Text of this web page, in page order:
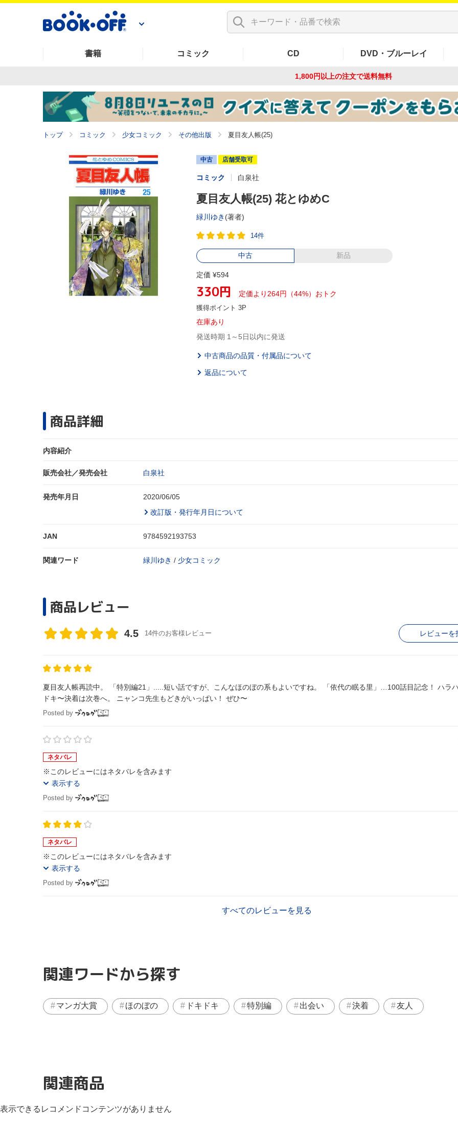
書籍 コミック CD DVD・ブルーレイ
1,800円以上の注文で送料無料
トップ コミック 少女コミック その他出版 夏目友人帳(25)
中古 店舗受取可
コミック 白泉社
夏目友人帳(25) 花とゆめC
緑川ゆき (著者)
14件
中古 新品
定価 ¥594
330円 定価より264円（44%）おトク
獲得ポイント 3P
在庫あり
発送時期 1～5日以内に発送
中古商品の品質・付属品について
返品について
商品詳細
内容紹介
販売会社／発売会社 白泉社
発売年月日
2020/06/05
改訂版・発行年月日について
JAN 9784592193753
関連ワード 緑川ゆき / 少女コミック
商品レビュー
4.5 14件のお客様レビュー レビューを
夏目友人帳再読中。 「特別編21」.....短い話ですが、こんなほのぼの系もよいですね。 「依代の眠る里」…100話目記念！ ハラハラ・ドキ
ドキ〜決着は次巻へ。 ニャンコ先生もどきがいっぱい！ ぜひ〜
Posted by
ネタバレ
※このレビューにはネタバレを含みます
表示する
Posted by
ネタバレ
※このレビューにはネタバレを含みます
表示する
Posted by
すべてのレビューを見る
関連ワードから探す
マンガ大賞 ほのぼの ドキドキ 特別編 出会い 決着 友人
関連商品
表示できるレコメンドコンテンツがありません